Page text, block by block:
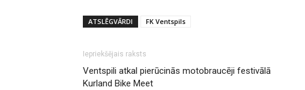
ATSLĒGVĀRDI FK Ventspils
Iepriekšējais raksts
Ventspili atkal pierūcinās motobraucēji festivālā
Kurland Bike Meet